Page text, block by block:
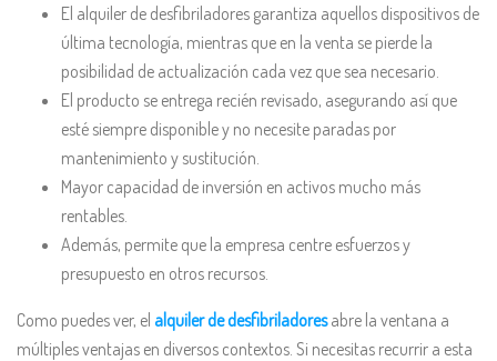
El alquiler de desfibriladores garantiza aquellos dispositivos de
última tecnología, mientras que en la venta se pierde la
posibilidad de actualización cada vez que sea necesario.
El producto se entrega recién revisado, asegurando así que
esté siempre disponible y no necesite paradas por
mantenimiento y sustitución.
Mayor capacidad de inversión en activos mucho más
rentables.
Además, permite que la empresa centre esfuerzos y
presupuesto en otros recursos.
Como puedes ver, el alquiler de desfibriladoresabre la ventana a
múltiples ventajas en diversos contextos. Si necesitas recurrir a esta